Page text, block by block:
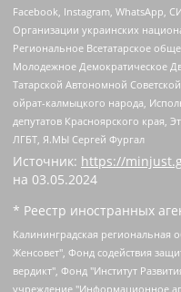
Facebook, Instagram, WhatsApp,
Организации украинских
Региональное Всетатарское
Молодежное Демократическое
Татарской Автономной
ойрат-калмыцкого народа,
депутатов Красноярского края,
ЛГБТ, Я.МЫ Сергей Фургал
Источник: https://
на 03.05.2024
* Реестр иностранных
Калининградская региональная общественная организация "Экозащита!-Женсовет", Фонд содействия защите прав и свобод граждан "Общественный вердикт", Фонд "Институт Развития Свободы Информации", Частное учреждение "Информационное агентство МЕМО. РУ", Региональная общественная организация "Общественная комиссия по сохранению наследия академика Сахарова", Фонд поддержки свободы прессы, Санкт-Петербургская общественная правозащитная организация "Гражданский контроль", Межрегиональная общественная организация "Информационно-просветительский центр "Мемориал", Региональный Фонд "Центр Защиты Прав Средств Массовой Информации", с 05.12.2023 Фонд "Центр Защиты Прав Средств массовой информации", Региональная общественная благотворительная организация помощи беженцам и мигрантам "Гражданское содействие", Негосударственное образовательное учреждение дополнительного профессионального образования (повышение квалификации) специалистов "АКАДЕМИЯ ПО ПРАВАМ ЧЕЛОВЕКА", Свердловская региональная общественная организация "Сутяжник", Автономная некоммерческая организация "Центр независимых социологических исследований", Союз общественных объединений "Российский исследовательский центр по правам человека", Региональное общественное учреждение научно-информационный центр "МЕМОРИАЛ", Некоммерческая организация "Фонд защиты гласности", Автономная некоммерческая организация "Институт прав человека", Городская общественная организация "Екатеринбургское общество "МЕМОРИАЛ", Городская общественная организация "Рязанское историко-просветительское и правозащитное общество "Мемориал" (Рязанский Мемориал), Челябинский региональный орган общественной самодеятельности – женское общественное объединение "Женщины Евразии", Челябинский региональный орган общественной самодеятельности "Уральская правозащитная группа", Фонд содействия защите здоровья и социальной справедливости имени Андрея Рылькова, Автономная Некоммерческая Организация "Аналитический Центр Юрия Левады", Автономная некоммерческая организация социальной поддержки населения "Проект Апрель", Региональная общественная организация помощи женщинам и детям, находящимся в кризисной ситуации "Информационно-методический центр "Анна", Фонд содействия развитию массовых коммуникаций и правовому просвещению "Так-так-Так", Фонд содействия устойчивому развитию "Серебряная тайга", Свердловский региональный общественный фонд социальных проектов "Новое время", "Idel.Реалии", Кавказ.Реалии, Крым.Реалии, Телеканал Настоящее Время, Татаро-башкирская служба Радио Свобода (Azatliq Radiosi), Радио Свободная Европа/Радио Свобода (PCE/PC), "Сибирь.Реалии", "Фактограф", Благотворительный фонд помощи осужденным и их семьям, Автономная некоммерческая организация "Институт глобализации и социальных движений", Фонд "В защиту прав заключенных", Частное учреждение "Центр поддержки и содействия развитию средств массовой информации", Пензенский региональный общественный благотворительный фонд "Гражданский союз", "Север.Реалии", Некоммерческая организация Фонд "Правовая инициатива", Общество с ограниченной ответственностью "Радио Свободная Европа/Радио Свобода", Чешское информационное агентство "MEDIUM-ORIENT", Красноярская региональная общественная организация "Мы против СПИДа", Камалягин Денис Николаевич, Маркелов Сергей Евгеньевич, Пономарев Лев Александрович, Савицкая Людмила Алексеевна, Автономная некоммерческая организация "Центр по работе с проблемой насилия "НАСИЛИЮ.НЕТ", Межрегиональный профессиональный союз работников здравоохранения "Альянс врачей", Юридическое лицо, зарегистрированное в Латвийской Республике, SIA "Medusa Project" (регистрационный номер 40103797863, дата регистрации 10.06.2014), Некоммерческая организация "Фонд по борьбе с коррупцией", Автономная некоммерческая организация "Институт права и публичной политики", Баданин Роман Сергеевич, Гликин Максим Александрович, Железнова Мария Михайловна, Лукьянова Юлия Сергеевна, Маетная Елизавета Витальевна, Маняхин Петр Борисович, Чуракова Ольга Владимировна, Ярош Юлия Петровна, Юридическое лицо "The Insider SIA", зарегистрированное в Риге, Латвийская Республика (дата регистрации 26.06.2015), являющееся администратором доменного имени интернет-издания "The Insider SIA", https://theins.ru, Постернак Алексей Евгеньевич, Рубин Михаил Аркадьевич, Анин Роман Александрович, Юридическое лицо Istories fonds, зарегистрированное в Латвийской Республике (регистрационный номер 50008295751, дата регистрации 24.02.2020),